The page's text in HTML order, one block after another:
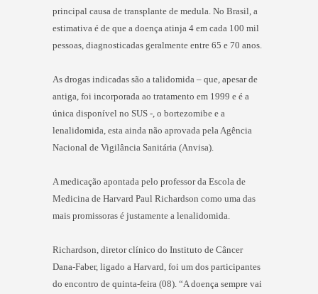
principal causa de transplante de medula. No Brasil, a
estimativa é de que a doença atinja 4 em cada 100 mil
pessoas, diagnosticadas geralmente entre 65 e 70 anos.
As drogas indicadas são a talidomida – que, apesar de
antiga, foi incorporada ao tratamento em 1999 e é a
única disponível no SUS -, o bortezomibe e a
lenalidomida, esta ainda não aprovada pela Agência
Nacional de Vigilância Sanitária (Anvisa).
A medicação apontada pelo professor da Escola de
Medicina de Harvard Paul Richardson como uma das
mais promissoras é justamente a lenalidomida.
Richardson, diretor clínico do Instituto de Câncer
Dana-Faber, ligado a Harvard, foi um dos participantes
do encontro de quinta-feira (08). “A doença sempre vai